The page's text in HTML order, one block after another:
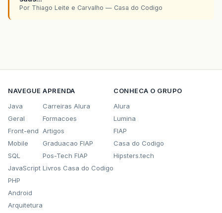
Por Thiago Leite e Carvalho — Casa do Codigo
NAVEGUE
Java
Geral
Front-end
Mobile
SQL
JavaScript
PHP
Android
Arquitetura
APRENDA
Carreiras Alura
Formacoes
Artigos
Graduacao FIAP
Pos-Tech FIAP
Livros Casa do Codigo
CONHECA O GRUPO
Alura
Lumina
FIAP
Casa do Codigo
Hipsters.tech